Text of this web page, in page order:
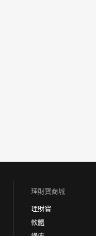
理財寶商城
理財寶
軟體